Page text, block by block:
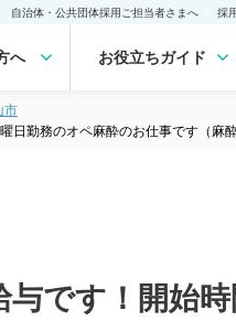
自治体・公共団体採用ご担当者さまへ 採
へ お役立ちガイド
市
勤務のオペ麻酔のお仕事です（麻酔
与です！開始